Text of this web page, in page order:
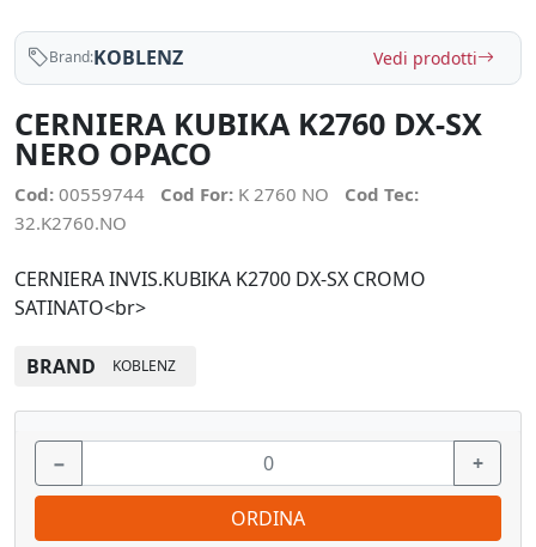
Brand:KOBLENZ Vedi prodotti
CERNIERA KUBIKA K2760 DX-SX
NERO OPACO
Cod: 00559744 Cod For: K 2760 NO
Cod Tec:
32.K2760.NO
CERNIERA INVIS.KUBIKA K2700 DX-SX CROMO
SATINATO<br>
BRAND KOBLENZ
− +
ORDINA